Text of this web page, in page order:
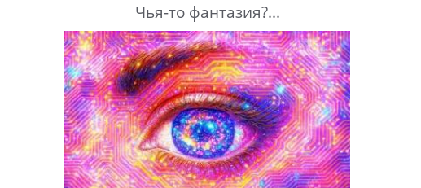
Чья-то фантазия?...